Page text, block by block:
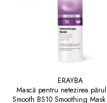
ERAYBA
Mască pentru netezirea
Smooth BS10 Smoothing